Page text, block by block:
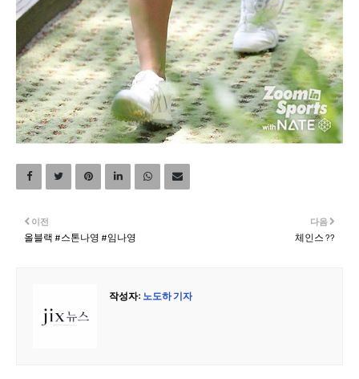
다음
체인스 ??
이전
올블랙 #스톤나영 #임나영
작성자: 노도하 기자